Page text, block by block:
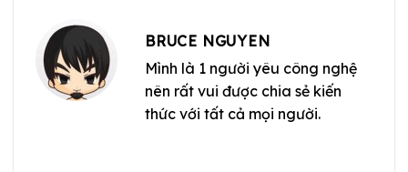
BRUCE NGUYEN
Mình là 1 người yêu công nghệ
nên rất vui được chia sẻ kiến
thức với tất cả mọi người.